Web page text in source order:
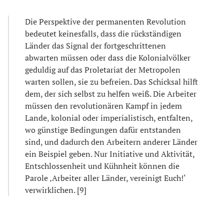
Die Perspektive der permanenten Revolution
bedeutet keinesfalls, dass die rückständigen
Länder das Signal der fortgeschrittenen
abwarten müssen oder dass die Kolonialvölker
geduldig auf das Proletariat der Metropolen
warten sollen, sie zu befreien. Das Schicksal hilft
dem, der sich selbst zu helfen weiß. Die Arbeiter
müssen den revolutionären Kampf in jedem
Lande, kolonial oder imperialistisch, entfalten,
wo günstige Bedingungen dafür entstanden
sind, und dadurch den Arbeitern anderer Länder
ein Beispiel geben. Nur Initiative und Aktivität,
Entschlossenheit und Kühnheit können die
Parole ‚Arbeiter aller Länder, vereinigt Euch!‘
verwirklichen. [9]